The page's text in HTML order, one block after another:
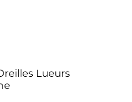
Lueurs